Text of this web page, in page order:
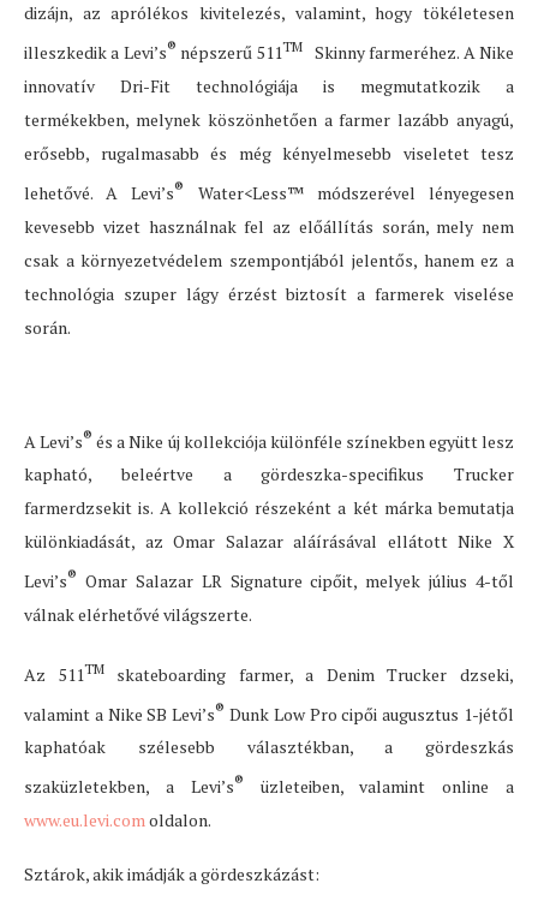
dizájn, az aprólékos kivitelezés, valamint, hogy tökéletesen
illeszkedik a Levi’s® népszerű 511TM
Skinny farmeréhez. A Nike
innovatív Dri-Fit technológiája is megmutatkozik a
termékekben, melynek köszönhetően a farmer lazább anyagú,
erősebb, rugalmasabb és még kényelmesebb viseletet tesz
lehetővé. A Levi’s® Water<Less™ módszerével lényegesen
kevesebb vizet használnak fel az előállítás során, mely nem
csak a környezetvédelem szempontjából jelentős, hanem ez a
technológia szuper lágy érzést biztosít a farmerek viselése
során.
A Levi’s® és a Nike új kollekciója különféle színekben együtt lesz
kapható, beleértve a gördeszka-specifikus Trucker
farmerdzsekit is. A kollekció részeként a két márka bemutatja
különkiadását, az Omar Salazar aláírásával ellátott Nike X
Levi’s® Omar Salazar LR Signature cipőit, melyek július 4-től
válnak elérhetővé világszerte.
Az 511TM skateboarding farmer, a Denim Trucker dzseki,
valamint a Nike SB Levi’s®Dunk Low Pro cipői augusztus 1-jétől
kaphatóak szélesebb választékban, a gördeszkás
szaküzletekben, a Levi’s® üzleteiben, valamint online a
www.eu.levi.comoldalon.
Sztárok, akik imádják a gördeszkázást: